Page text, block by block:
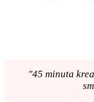
"45 minuta